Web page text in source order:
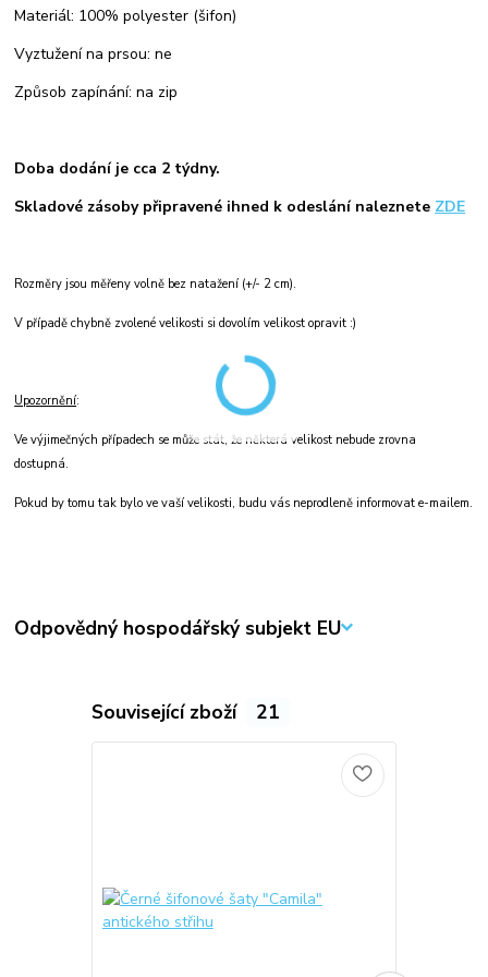
Materiál: 100% polyester (šifon)
Vyztužení na prsou: ne
Způsob zapínání: na zip
Doba dodání je cca 2 týdny.
Skladové zásoby připravené ihned k odeslání naleznete ZDE
Rozměry jsou měřeny volně bez natažení (+/- 2 cm).
V případě chybně zvolené velikosti si dovolím velikost opravit :)
Upozornění:
Ve výjimečných případech se může stát, že některá velikost nebude zrovna
dostupná.
Pokud by tomu tak bylo ve vaší velikosti, budu vás neprodleně informovat e-mailem.
Odpovědný hospodářský subjekt EU
Související zboží 21